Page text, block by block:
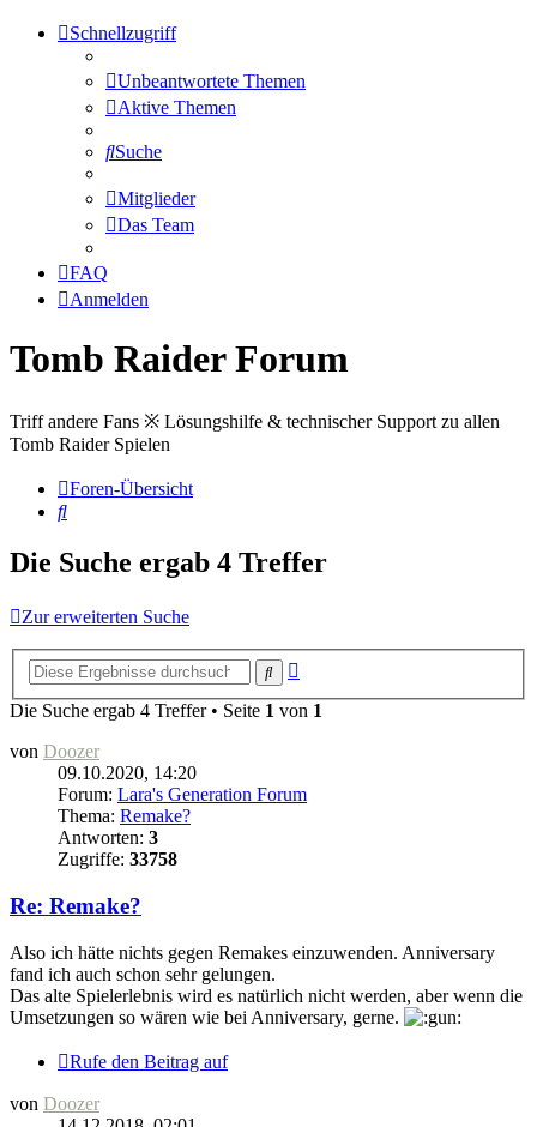
Schnellzugriff
Unbeantwortete Themen
Aktive Themen
Suche
Mitglieder
Das Team
FAQ
Anmelden
Tomb Raider Forum
Triff andere Fans ※ Lösungshilfe & technischer Support zu allen
Tomb Raider Spielen
Foren-Übersicht
Suche
Die Suche ergab 4 Treffer
Zur erweiterten Suche
Suche
Die Suche ergab 4 Treffer • Seite 1 von 1
von Doozer
09.10.2020, 14:20
Forum: Lara's Generation Forum
Thema: Remake?
Antworten: 3
Zugriffe: 33758
Re: Remake?
Also ich hätte nichts gegen Remakes einzuwenden. Anniversary
fand ich auch schon sehr gelungen.
Das alte Spielerlebnis wird es natürlich nicht werden, aber wenn die
Umsetzungen so wären wie bei Anniversary, gerne.
Rufe den Beitrag auf
von Doozer